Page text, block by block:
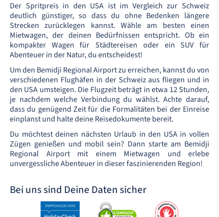
Der Spritpreis in den USA ist im Vergleich zur Schweiz
deutlich günstiger, so dass du ohne Bedenken längere
Strecken zurücklegen kannst. Wähle am besten einen
Mietwagen, der deinen Bedürfnissen entspricht. Ob ein
kompakter Wagen für Städtereisen oder ein SUV für
Abenteuer in der Natur, du entscheidest!
Um den Bemidji Regional Airport zu erreichen, kannst du von
verschiedenen Flughäfen in der Schweiz aus fliegen und in
den USA umsteigen. Die Flugzeit beträgt in etwa 12 Stunden,
je nachdem welche Verbindung du wählst. Achte darauf,
dass du genügend Zeit für die Formalitäten bei der Einreise
einplanst und halte deine Reisedokumente bereit.
Du möchtest deinen nächsten Urlaub in den USA in vollen
Zügen genießen und mobil sein? Dann starte am Bemidji
Regional Airport mit einem Mietwagen und erlebe
unvergessliche Abenteuer in dieser faszinierenden Region!
Bei uns sind Deine Daten sicher